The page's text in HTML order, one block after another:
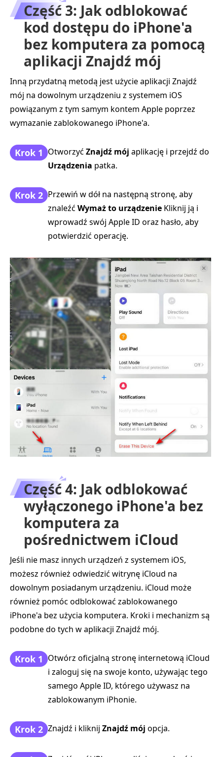
Część 3: Jak odblokować
kod dostępu do iPhone'a
bez komputera za pomocą
aplikacji Znajdź mój
Inną przydatną metodą jest użycie aplikacji Znajdź
mój na dowolnym urządzeniu z systemem iOS
powiązanym z tym samym kontem Apple poprzez
wymazanie zablokowanego iPhone'a.
Krok 1 Otworzyć Znajdź mój aplikację i przejdź do
Urządzenia patka.
Krok 2 Przewiń w dół na następną stronę, aby
znaleźć Wymaż to urządzenie Kliknij ją i
wprowadź swój Apple ID oraz hasło, aby
potwierdzić operację.
Część 4: Jak odblokować
wyłączonego iPhone'a bez
komputera za
pośrednictwem iCloud
Jeśli nie masz innych urządzeń z systemem iOS,
możesz również odwiedzić witrynę iCloud na
dowolnym posiadanym urządzeniu. iCloud może
również pomóc odblokować zablokowanego
iPhone'a bez użycia komputera. Kroki i mechanizm są
podobne do tych w aplikacji Znajdź mój.
Krok 1 Otwórz oficjalną stronę internetową iCloud
i zaloguj się na swoje konto, używając tego
samego Apple ID, którego używasz na
zablokowanym iPhonie.
Krok 2 Znajdź i kliknij Znajdź mój opcja.